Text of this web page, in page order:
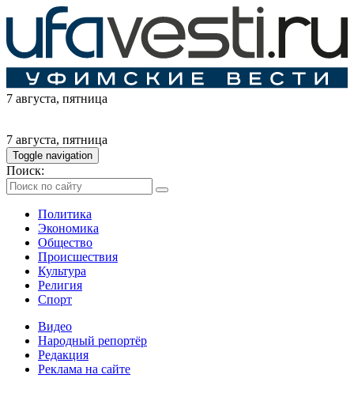
7 августа, пятница
7 августа, пятница
Toggle navigation
Поиск:
Политика
Экономика
Общество
Происшествия
Культура
Религия
Спорт
Видео
Народный репортёр
Редакция
Реклама на сайте